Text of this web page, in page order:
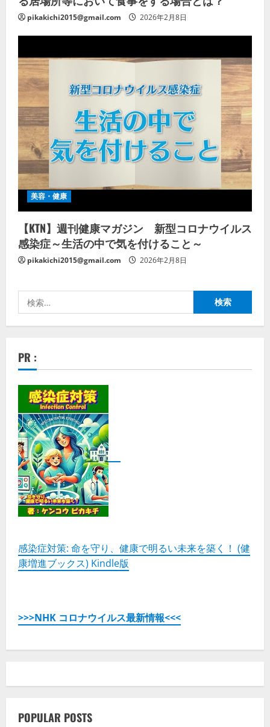
pikakichi2015@gmail.com 2026年2月8日
美容・健康
【KTN】週刊健康マガジン 新型コロナウイルス
感染症～生活の中で気を付けること～
pikakichi2015@gmail.com 2026年2月8日
索:
PR :
感染症対策: 命を守り、健康で明るい未来を築く！ (健
康増進ブックス) Kindle版
>>>NHK コロナウイルス最新情報<<<
POPULAR POSTS